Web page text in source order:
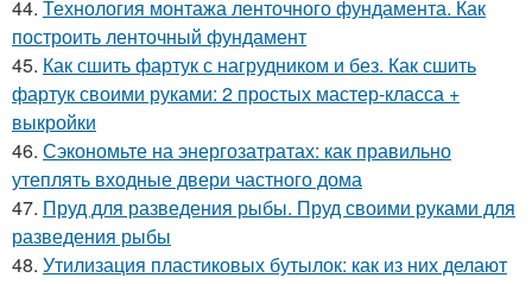
44. Технология монтажа ленточного фундамента. Как
построить ленточный фундамент
45. Как сшить фартук с нагрудником и без. Как сшить
фартук своими руками: 2 простых мастер-класса +
выкройки
46. Сэкономьте на энергозатратах: как правильно
утеплять входные двери частного дома
47. Пруд для разведения рыбы. Пруд своими руками для
разведения рыбы
48. Утилизация пластиковых бутылок: как из них делают